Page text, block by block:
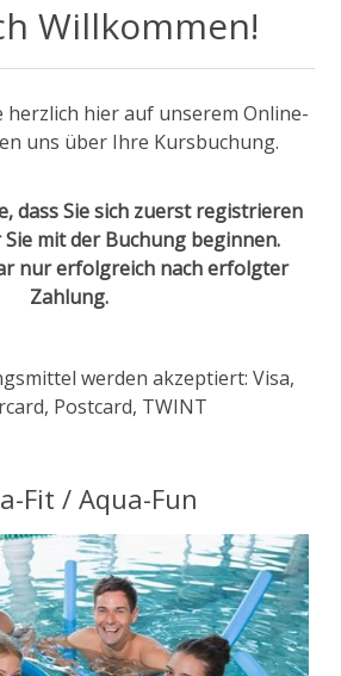
Willkommen!
herzlich hier auf unserem Online-
uns über Ihre Kursbuchung.
dass Sie sich zuerst registrieren
mit der Buchung beginnen.
nur erfolgreich nach erfolgter
Zahlung.
werden akzeptiert: Visa,
Postcard, TWINT
Fit / Aqua-Fun